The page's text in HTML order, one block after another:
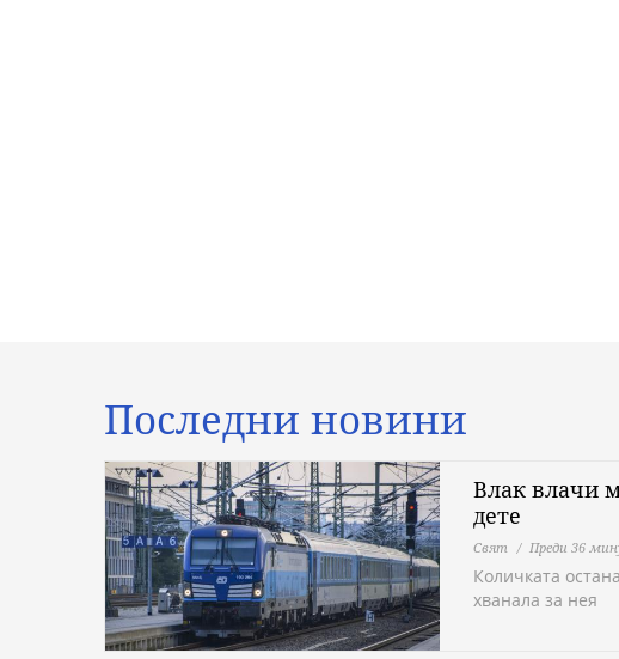
Последни новини
Влак влачи
дете
Свят Преди 36
Количката
хванала за нея